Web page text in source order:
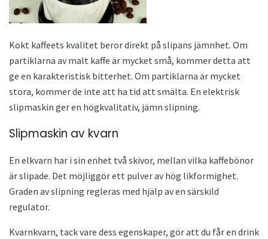
Kokt kaffeets kvalitet beror direkt på slipans jämnhet. Om
partiklarna av malt kaffe är mycket små, kommer detta att
ge en karakteristisk bitterhet. Om partiklarna är mycket
stora, kommer de inte att ha tid att smälta. En elektrisk
slipmaskin ger en högkvalitativ, jämn slipning.
Slipmaskin av kvarn
En elkvarn har i sin enhet två skivor, mellan vilka kaffebönor
är slipade. Det möjliggör ett pulver av hög likformighet.
Graden av slipning regleras med hjälp av en särskild
regulator.
Kvarnkvarn, tack vare dess egenskaper, gör att du får en drink